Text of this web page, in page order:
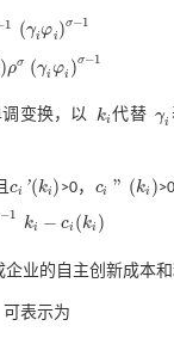
1 (γiφi )σ−1
φi σ-1
)ρσ (γi φi )σ−1
γiφi σ-1
调变换，以 ki
ki 代替 γi
γi
ci '(ki )
ci' (ki) >0， ci " (ki )
ci" (k ) >0
−1 ki − ci (ki )
i)
业的自主创新成本和
表示为